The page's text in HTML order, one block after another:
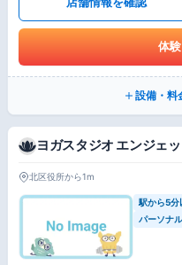
体
設備・料
ヨガスタジオ エンジェ
北区役所から1m
駅から5分
パーソナ